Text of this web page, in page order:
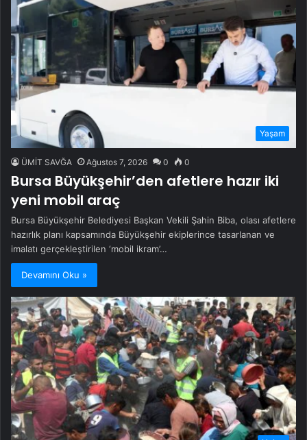
Yaşam
ÜMİT SAVĞA Ağustos 7, 2026 0 0
Bursa Büyükşehir’den afetlere hazır iki
yeni mobil araç
Bursa Büyükşehir Belediyesi Başkan Vekili Şahin Biba, olası afetlere
hazırlık planı kapsamında Büyükşehir ekiplerince tasarlanan ve
imalatı gerçekleştirilen ‘mobil ikram’…
Devamını Oku »